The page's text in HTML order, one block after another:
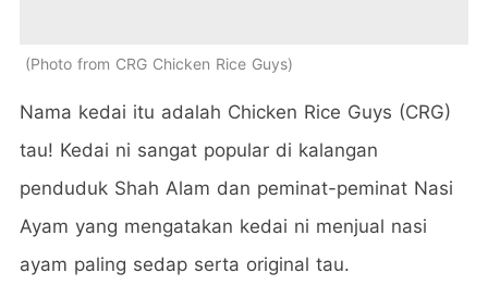
Photo from CRG Chicken Rice Guys
Nama kedai itu adalah Chicken Rice Guys (CRG)
tau! Kedai ni sangat popular di kalangan
penduduk Shah Alam dan peminat-peminat Nasi
Ayam yang mengatakan kedai ni menjual nasi
ayam paling sedap serta original tau.